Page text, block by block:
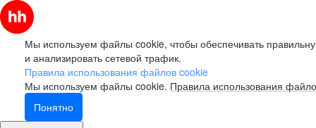
Мы используем файлы cookie, чтобы обеспечивать
и анализировать сетевой трафик.
Правила использования файлов cookie
Мы используем файлы cookie. Правила использования
Понятно